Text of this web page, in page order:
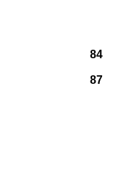
84
87